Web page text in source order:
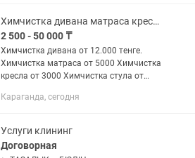
Химчистка дивана матраса кресла стула ковролина мебели
2 500 - 50 000 ₸
Химчистка дивана от 12.000 тенге.
Химчистка матраса от 5000 Химчистка
кресла от 3000 Химчистка стула от
квартир/домов и коммерческих
Караганда, сегодня
Услуги клининг
Договорная